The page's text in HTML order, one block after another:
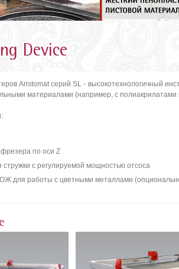
Device
Aristomat серий SL - высокотехнологичный
материалами (например, с полиакрилатами
по оси Z
с регулируемой мощностью отсоса
для работы с цветными металлами